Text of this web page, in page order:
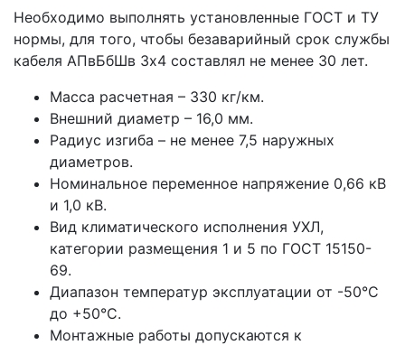
Необходимо выполнять установленные ГОСТ и ТУ
нормы, для того, чтобы безаварийный срок службы
кабеля АПвБбШв 3x4 составлял не менее 30 лет.
Масса расчетная – 330 кг/км.
Внешний диаметр – 16,0 мм.
Радиус изгиба – не менее 7,5 наружных
диаметров.
Номинальное переменное напряжение 0,66 кВ
и 1,0 кВ.
Вид климатического исполнения УХЛ,
категории размещения 1 и 5 по ГОСТ 15150-
69.
Диапазон температур эксплуатации от -50°С
до +50°С.
Монтажные работы допускаются к